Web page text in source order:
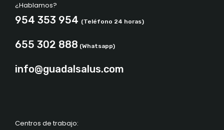
¿Hablamos?
954 353 954 (Teléfono 24 horas)
655 302 888 (Whatsapp)
info@guadalsalus.com
Centros de trabajo: